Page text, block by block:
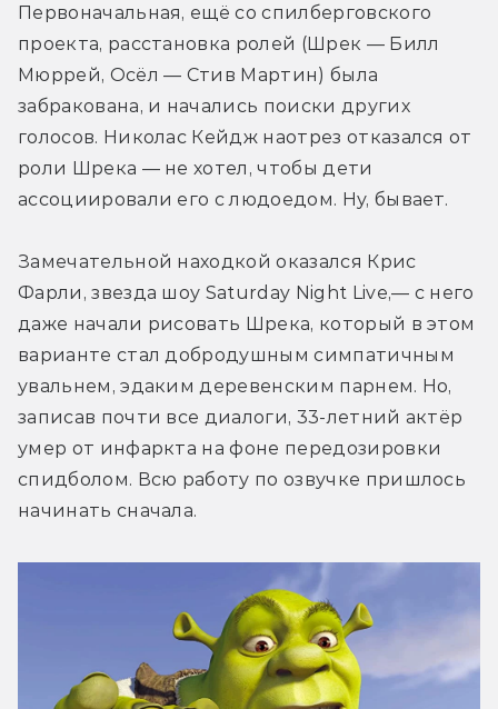
Первоначальная, ещё со спилберговского
проекта, расстановка ролей (Шрек — Билл
Мюррей, Осёл — Стив Мартин) была
забракована, и начались поиски других
голосов. Николас Кейдж наотрез отказался от
роли Шрека — не хотел, чтобы дети
ассоциировали его с людоедом. Ну, бывает.
Замечательной находкой оказался Крис
Фарли, звезда шоу Saturday Night Live,— с него
даже начали рисовать Шрека, который в этом
варианте стал добродушным симпатичным
увальнем, эдаким деревенским парнем. Но,
записав почти все диалоги, 33-летний актёр
умер от инфаркта на фоне передозировки
спидболом. Всю работу по озвучке пришлось
начинать сначала.